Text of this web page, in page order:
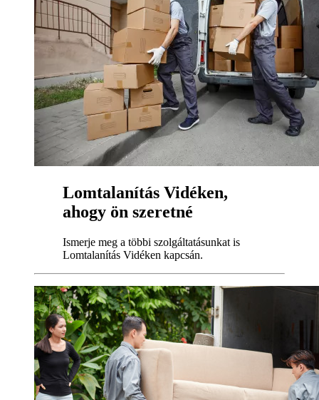
Lomtalanítás Vidéken,
ahogy ön szeretné
Ismerje meg a többi szolgáltatásunkat is
Lomtalanítás Vidéken kapcsán.